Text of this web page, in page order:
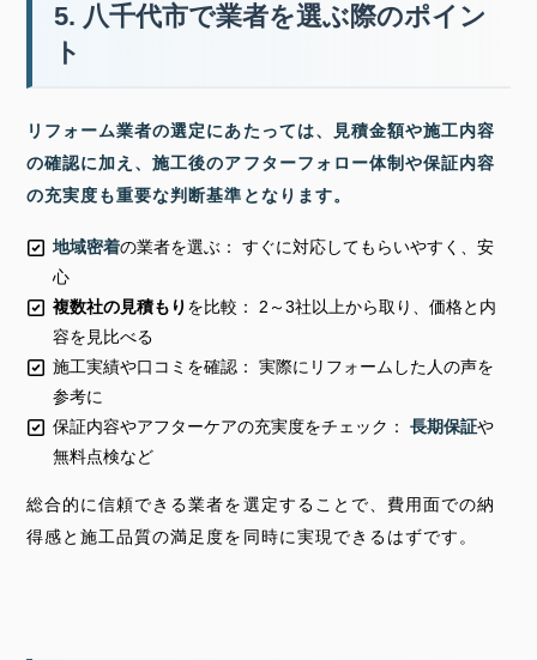
5. 八千代市で業者を選ぶ際のポイン
ト
リフォーム業者の選定にあたっては、見積金額や施工内容
の確認に加え、施工後のアフターフォロー体制や保証内容
の充実度も重要な判断基準となります。
地域密着の業者を選ぶ： すぐに対応してもらいやすく、安
心
複数社の見積もり を比較： 2～3社以上から取り、価格と内
容を見比べる
施工実績や口コミを確認： 実際にリフォームした人の声を
参考に
保証内容やアフターケアの充実度をチェック： 長期保証や
無料点検など
総合的に信頼できる業者を選定することで、費用面での納
得感と施工品質の満足度を同時に実現できるはずです。